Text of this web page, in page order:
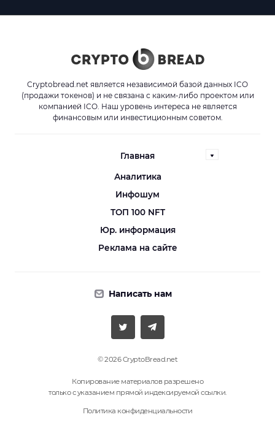
Cryptobread.net является независимой базой данных ICO
(продажи токенов) и не связана с каким-либо проектом или
компанией ICO. Наш уровень интереса не является
финансовым или инвестиционным советом.
Главная
Аналитика
Инфошум
ТОП 100 NFT
Юр. информация
Реклама на сайте
Написать нам
© 2026 CryptoBread.net
Копирование материалов разрешено
только с указанием прямой индексируемой ссылки.
Политика конфиденциальности